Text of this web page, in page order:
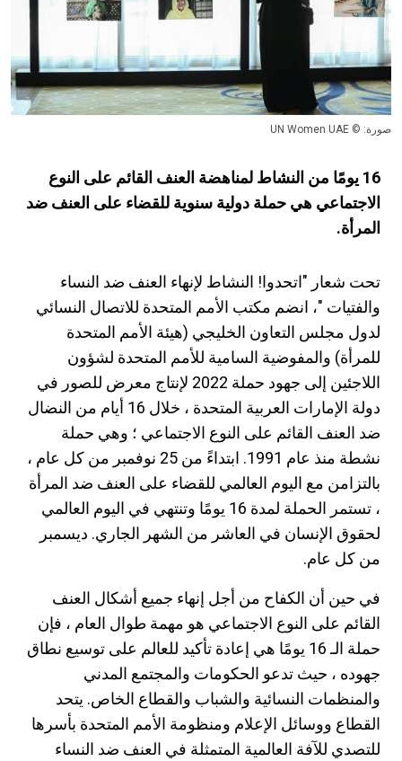
صورة: © UN Women UAE
16 يومًا من النشاط لمناهضة العنف القائم على النوع
الاجتماعي هي حملة دولية سنوية للقضاء على العنف ضد
المرأة.
تحت شعار "اتحدوا! النشاط لإنهاء العنف ضد النساء
والفتيات "، انضم مكتب الأمم المتحدة للاتصال النسائي
لدول مجلس التعاون الخليجي (هيئة الأمم المتحدة
للمرأة) والمفوضية السامية للأمم المتحدة لشؤون
اللاجئين إلى جهود حملة 2022 لإنتاج معرض للصور في
دولة الإمارات العربية المتحدة ، خلال 16 أيام من النضال
ضد العنف القائم على النوع الاجتماعي ؛ وهي حملة
نشطة منذ عام 1991. ابتداءً من 25 نوفمبر من كل عام ،
بالتزامن مع اليوم العالمي للقضاء على العنف ضد المرأة
، تستمر الحملة لمدة 16 يومًا وتنتهي في اليوم العالمي
لحقوق الإنسان في العاشر من الشهر الجاري. ديسمبر
من كل عام.
في حين أن الكفاح من أجل إنهاء جميع أشكال العنف
القائم على النوع الاجتماعي هو مهمة طوال العام ، فإن
حملة الـ 16 يومًا هي إعادة تأكيد للعالم على توسيع نطاق
جهوده ، حيث تدعو الحكومات والمجتمع المدني
والمنظمات النسائية والشباب والقطاع الخاص. يتحد
القطاع ووسائل الإعلام ومنظومة الأمم المتحدة بأسرها
للتصدي للآفة العالمية المتمثلة في العنف ضد النساء